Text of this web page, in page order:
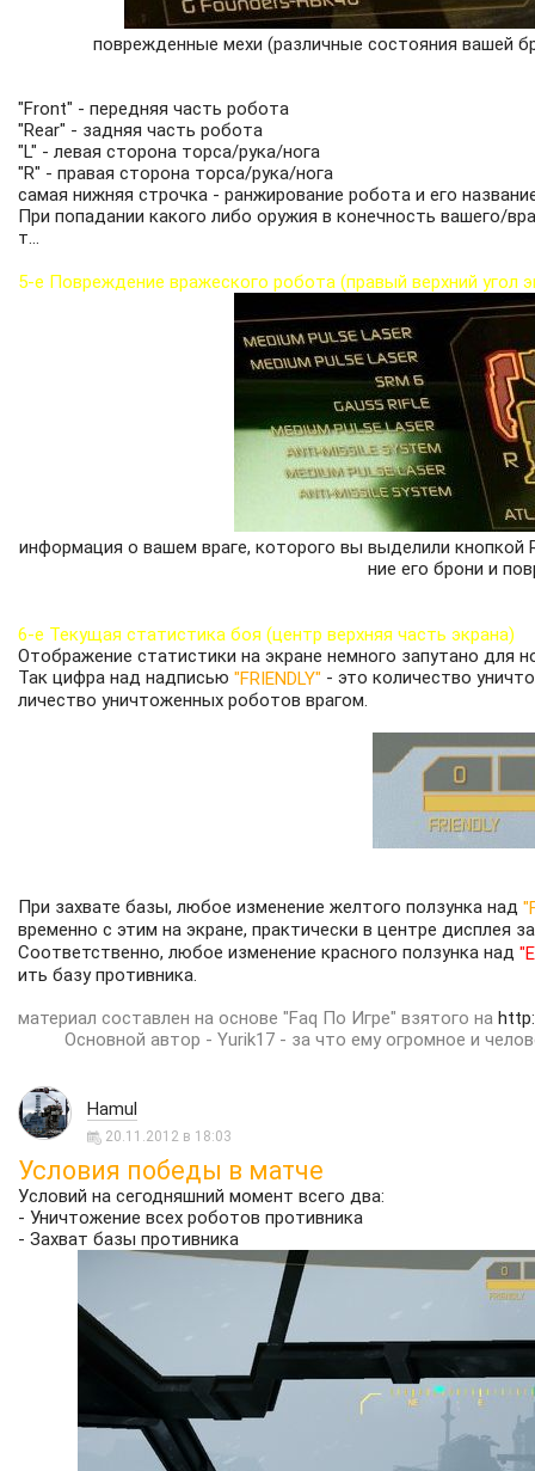
поврежденные мехи (различные состояния вашей
"Front" - передняя часть робота
"Rear" - задняя часть робота
"L" - левая сторона торса/рука/нога
"R" - правая сторона торса/рука/нога
самая нижняя строчка - ранжирование робота и его
При попадании какого либо оружия в конечность вашего/
т...
5-е Повреждение вражеского робота (правый верхний угол
информация о вашем враге, которого вы выделили кнопкой
ние его брони и
6-е Текущая статистика боя (центр верхняя часть экрана)
Отображение статистики на экране немного запутано для
Так цифра над надписью "FRIENDLY" - это количество
личество уничтоженных роботов врагом.
При захвате базы, любое изменение желтого ползунка над
временно с этим на экране, практически в центре дисплея
Соответственно, любое изменение красного ползунка над
ить базу противника.
материал составлен на основе "Faq По Игре" взятого на
Основной автор - Yurik17 - за что ему огромное и
Hamul
20.11.2012 в 18:03
Условия победы в матче
Условий на сегодняшний момент всего два:
- Уничтожение всех роботов противника
- Захват базы противника